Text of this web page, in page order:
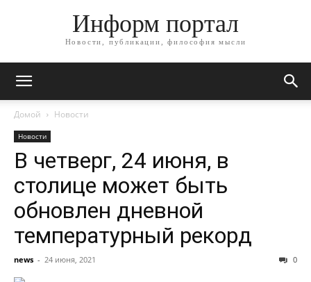
Информ портал
Новости, публикации, философия мысли
Домой Новости
Новости
В четверг, 24 июня, в
столице может быть
обновлен дневной
температурный рекорд
news - 24 июня, 2021 0